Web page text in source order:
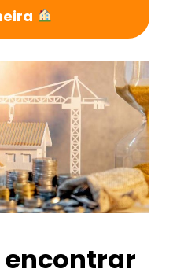
encontrar